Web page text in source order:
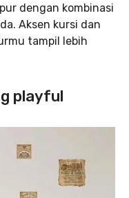
dengan kombinasi
Aksen kursi dan
tampil lebih
playful